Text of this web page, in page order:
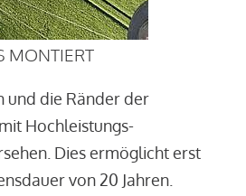
MONTIERT
und die Ränder der
Hochleistungs-
Dies ermöglicht erst
von 20 Jahren.